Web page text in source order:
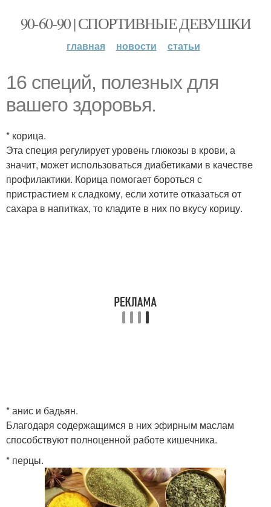
90-60-90 | СПОРТИВНЫЕ ДЕВУШКИ
главная новости статьи
16 специй, полезных для
вашего здоровья.
* корица.
Эта специя регулирует уровень глюкозы в крови, а
значит, может использоваться диабетиками в качестве
профилактики. Корица помогает бороться с
пристрастием к сладкому, если хотите отказаться от
сахара в напитках, то кладите в них по вкусу корицу.
* анис и бадьян.
Благодаря содержащимся в них эфирным маслам
способствуют полноценной работе кишечника.
* перцы.